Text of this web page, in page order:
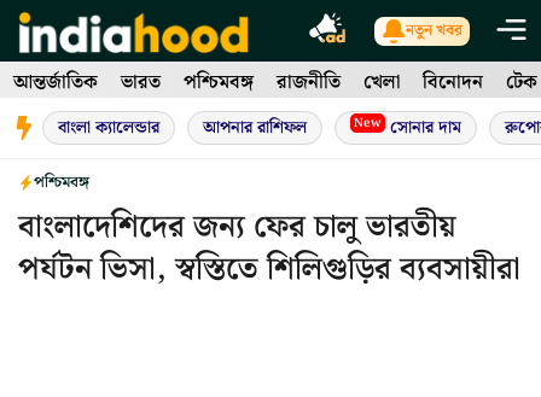
Skip
to
content
নতুন খবর
আন্তর্জাতিক ভারত পশ্চিমবঙ্গ রাজনীতি খেলা বিনোদন টেক
বাংলা ক্যালেন্ডার আপনার রাশিফল New সোনার দাম
পশ্চিমবঙ্গ
বাংলাদেশিদের জন্য ফের চালু ভারতীয়
পর্যটন ভিসা, স্বস্তিতে শিলিগুড়ির ব্যবসায়ীরা